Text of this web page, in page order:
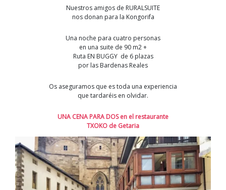
Nuestros amigos de RURALSUITE
nos donan para la Kongorifa
Una noche para cuatro personas
en una suite de 90 m2 +
Ruta EN BUGGY de 6 plazas
por las Bardenas Reales
Os aseguramos que es toda una experiencia
que tardaréis en olvidar.
UNA CENA PARA DOS en el restaurante
TXOKO de Getaria